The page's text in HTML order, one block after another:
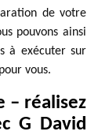
de votre
pouvons ainsi
à exécuter sur
vous.
– réalisez
G David